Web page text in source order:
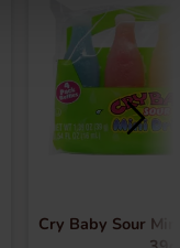
Cry Baby Sour